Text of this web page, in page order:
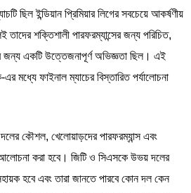
ছিল ইন্ডিয়ান প্রিমিয়ার লিগের সবচেয়ে আকর্ষণীয়
শক্তিশালী পারফরম্যান্সের জন্য পরিচিত,
জন্য একটি উত্তেজনাপূর্ণ অভিজ্ঞতা ছিল। এই
মধ্যে ফাইনাল ম্যাচের বিস্তারিত পর্যালোচনা
দলের কৌশল, খেলোয়াড়দের পারফরম্যান্স এবং
আলোচনা করা হবে। জিটি ও সিএসকে উভয় দলের
হবে এবং তারা জানতে পারবে কোন দল কেন